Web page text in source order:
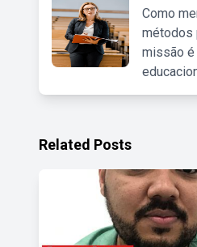
Como
métodos
missão é
Related Posts